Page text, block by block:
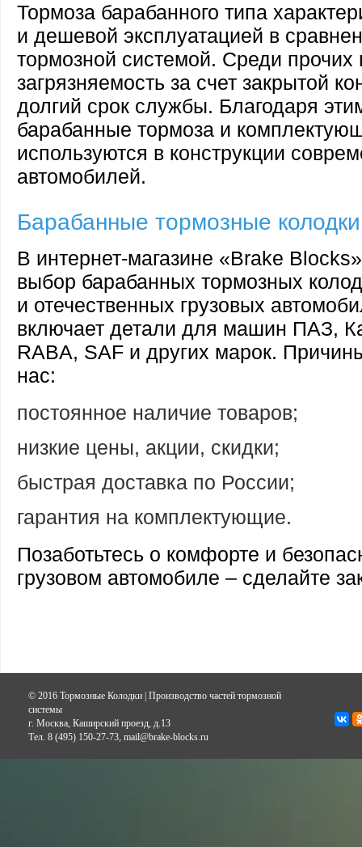
Тормоза барабанного типа
и дешевой эксплуатацией в
тормозной системой. Среди
загрязняемость за счет закрытой
долгий срок службы. Благодаря
барабанные тормоза и
используются в конструкции
автомобилей.
Барабанные тормозные
В интернет-магазине «Brake
выбор барабанных тормозных
и отечественных грузовых
включает детали для машин ПАЗ,
RABA, SAF и других марок.
нас:
постоянное наличие товаров;
низкие цены, акции, скидки;
быстрая доставка по России;
гарантия на комплектующие.
Позаботьтесь о комфорте и
грузовом автомобиле – сделайте
© 2016 Тормозные Колодки | Производство частей тормозной
системы
г. Москва, Каширский проезд, д.13
Тел. 8 (495) 150-27-73, mail@brake-blocks.ru